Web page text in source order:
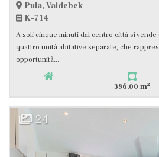
Pula, Valdebek
K-714
A soli cinque minuti dal centro città si
quattro unità abitative separate, che
opportunità...
386,00 m2
24